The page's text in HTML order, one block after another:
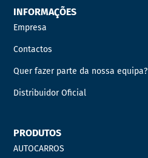
INFORMAÇÕES
Empresa
Contactos
Quer fazer parte da nossa equipa?
Distribuidor Oficial
PRODUTOS
AUTOCARROS